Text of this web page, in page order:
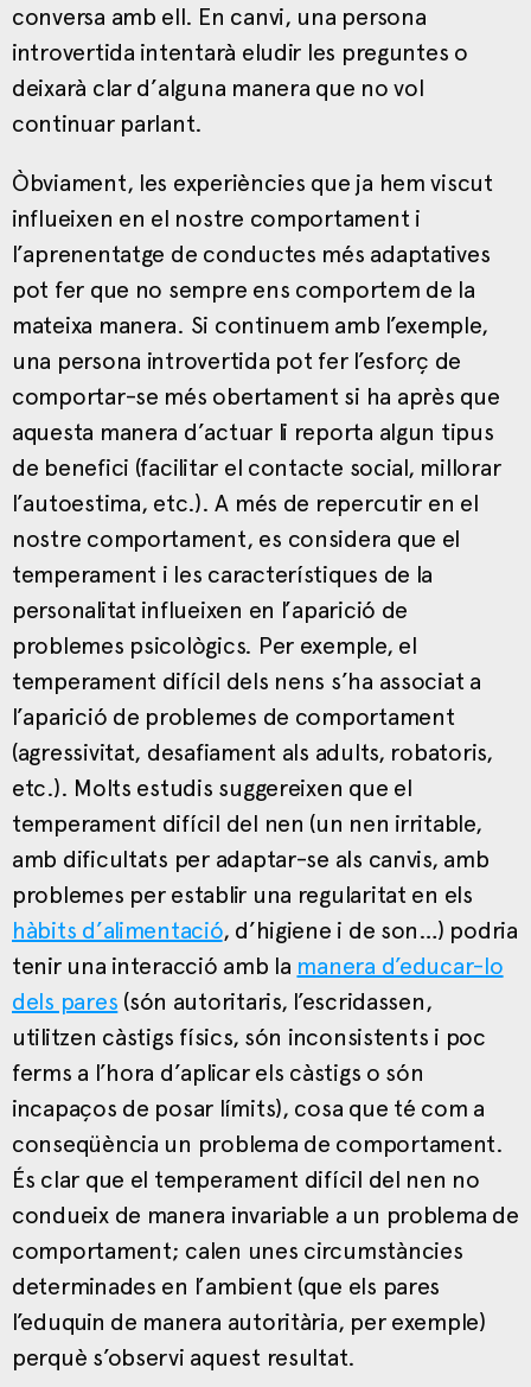
conversa amb ell. En canvi, una persona
introvertida intentarà eludir les preguntes o
deixarà clar d’alguna manera que no vol
continuar parlant.
Òbviament, les experiències que ja hem viscut
influeixen en el nostre comportament i
l’aprenentatge de conductes més adaptatives
pot fer que no sempre ens comportem de la
mateixa manera. Si continuem amb l’exemple,
una persona introvertida pot fer l’esforç de
comportar-se més obertament si ha après que
aquesta manera d’actuar li reporta algun tipus
de benefici (facilitar el contacte social, millorar
l’autoestima, etc.). A més de repercutir en el
nostre comportament, es considera que el
temperament i les característiques de la
personalitat influeixen en l’aparició de
problemes psicològics. Per exemple, el
temperament difícil dels nens s’ha associat a
l’aparició de problemes de comportament
(agressivitat, desafiament als adults, robatoris,
etc.). Molts estudis suggereixen que el
temperament difícil del nen (un nen irritable,
amb dificultats per adaptar-se als canvis, amb
problemes per establir una regularitat en els
hàbits d’alimentació, d’higiene i de son…) podria
tenir una interacció amb la manera d’educar-lo
dels pares (són autoritaris, l’escridassen,
utilitzen càstigs físics, són inconsistents i poc
ferms a l’hora d’aplicar els càstigs o són
incapaços de posar límits), cosa que té com a
conseqüència un problema de comportament.
És clar que el temperament difícil del nen no
condueix de manera invariable a un problema de
comportament; calen unes circumstàncies
determinades en l’ambient (que els pares
l’eduquin de manera autoritària, per exemple)
perquè s’observi aquest resultat.